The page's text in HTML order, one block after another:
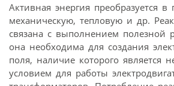
Активная энергия преобразуется
механическую, тепловую и др.
связана с выполнением полезной
она необходима для создания
поля, наличие которого является
условием для работы